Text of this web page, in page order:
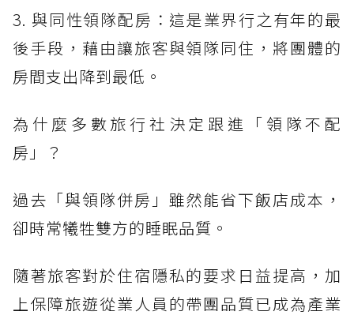
3. 與同性領隊配房：這是業界行之有年的最
後手段，藉由讓旅客與領隊同住，將團體的
房間支出降到最低。
為什麼多數旅行社決定跟進「領隊不配
房」？
過去「與領隊併房」雖然能省下飯店成本，
卻時常犧牲雙方的睡眠品質。
隨著旅客對於住宿隱私的要求日益提高，加
上保障旅遊從業人員的帶團品質已成為產業